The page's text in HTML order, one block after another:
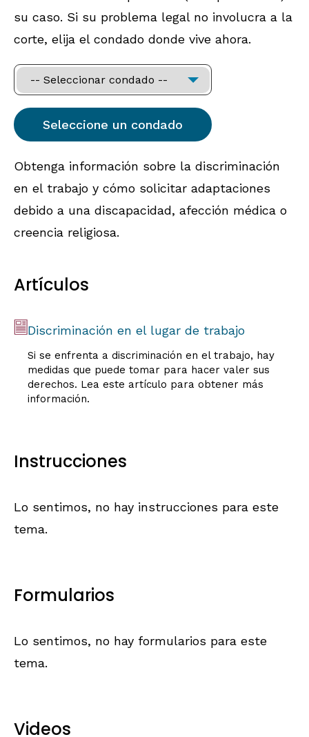
su caso. Si su problema legal no involucra a la
corte, elija el condado donde vive ahora.
Obtenga información sobre la discriminación
en el trabajo y cómo solicitar adaptaciones
debido a una discapacidad, afección médica o
creencia religiosa.
Artículos
Discriminación en el lugar de trabajo
Si se enfrenta a discriminación en el trabajo, hay
medidas que puede tomar para hacer valer sus
derechos. Lea este artículo para obtener más
información.
Instrucciones
Lo sentimos, no hay instrucciones para este
tema.
Formularios
Lo sentimos, no hay formularios para este
tema.
Videos